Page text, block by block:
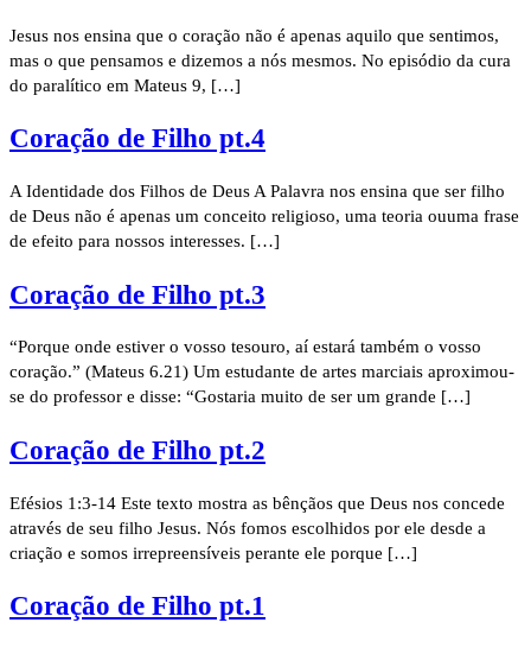
Jesus nos ensina que o coração não é apenas aquilo que sentimos,
mas o que pensamos e dizemos a nós mesmos. No episódio da cura
do paralítico em Mateus 9, […]
Coração de Filho pt.4
A Identidade dos Filhos de Deus A Palavra nos ensina que ser filho
de Deus não é apenas um conceito religioso, uma teoria ouuma frase
de efeito para nossos interesses. […]
Coração de Filho pt.3
“Porque onde estiver o vosso tesouro, aí estará também o vosso
coração.” (Mateus 6.21) Um estudante de artes marciais aproximou-
se do professor e disse: “Gostaria muito de ser um grande […]
Coração de Filho pt.2
Efésios 1:3-14 Este texto mostra as bênçãos que Deus nos concede
através de seu filho Jesus. Nós fomos escolhidos por ele desde a
criação e somos irrepreensíveis perante ele porque […]
Coração de Filho pt.1